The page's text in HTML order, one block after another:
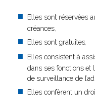
Elles sont réservées
créances,
Elles sont gratuites,
Elles consistent à
dans ses fonctions et
de surveillance de
Elles confèrent un